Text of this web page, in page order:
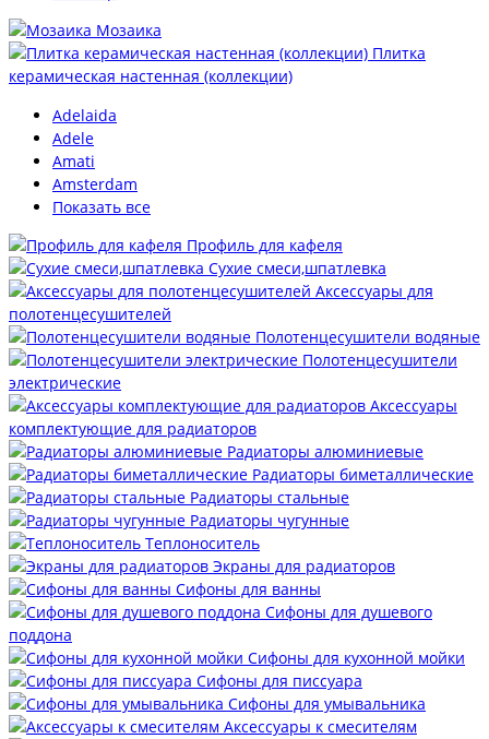
Мозаика
Плитка
керамическая настенная (коллекции)
Adelaida
Adele
Amati
Amsterdam
Показать все
Профиль для кафеля
Сухие смеси,шпатлевка
Аксессуары для
полотенцесушителей
Полотенцесушители водяные
Полотенцесушители
электрические
Аксессуары
комплектующие для радиаторов
Радиаторы алюминиевые
Радиаторы биметаллические
Радиаторы стальные
Радиаторы чугунные
Теплоноситель
Экраны для радиаторов
Сифоны для ванны
Сифоны для душевого
поддона
Сифоны для кухонной мойки
Сифоны для писсуара
Сифоны для умывальника
Аксессуары к смесителям